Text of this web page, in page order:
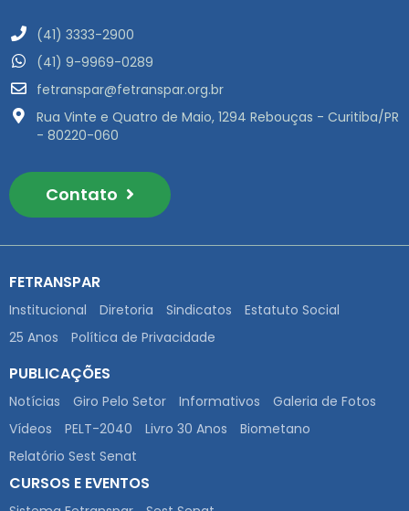
(41) 3333-2900
(41) 9-9969-0289
fetranspar@fetranspar.org.br
Rua Vinte e Quatro de Maio, 1294 Rebouças - Curitiba/PR
- 80220-060
Contato
FETRANSPAR
Institucional Diretoria Sindicatos
Estatuto Social
25 Anos
Política de Privacidade
PUBLICAÇÕES
Notícias Giro Pelo Setor Informativos
Galeria de Fotos
Vídeos
PELT-2040 Livro 30 Anos
Biometano
Relatório Sest Senat
CURSOS E EVENTOS